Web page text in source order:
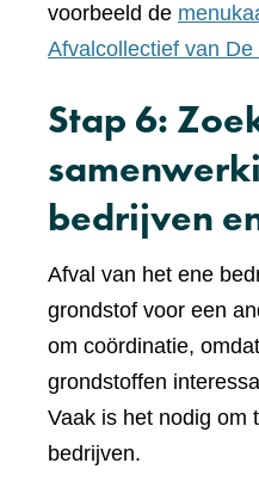
voorbeeld de
Afvalcollectief van De
Stap 6:
bedrijven
Afval van het ene
grondstof voor een
om coördinatie,
grondstoffen
Vaak is het nodig om
bedrijven.